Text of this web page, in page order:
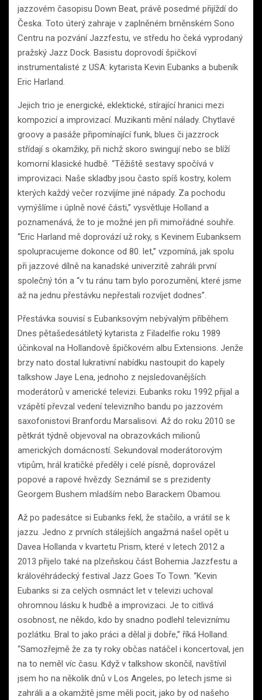
jazzovém časopisu Down Beat, právě posedmé přijíždí do
Česka. Toto úterý zahraje v zaplněném brněnském Sono
Centru na pozvání Jazzfestu, ve středu ho čeká vyprodaný
pražský Jazz Dock. Basistu doprovodí špičkoví
instrumentalisté z USA: kytarista Kevin Eubanks a bubeník
Eric Harland.
Jejich trio je energické, eklektické, stírající hranici mezi
kompozicí a improvizací. Muzikanti mění nálady. Chytlavé
groovy a pasáže připomínající funk, blues či jazzrock
střídají s okamžiky, při nichž skoro swingují nebo se blíží
komorní klasické hudbě. “Těžiště sestavy spočívá v
improvizaci. Naše skladby jsou často spíš kostry, kolem
kterých každý večer rozvíjíme jiné nápady. Za pochodu
vymýšlíme i úplně nové části,” vysvětluje Holland a
poznamenává, že to je možné jen při mimořádné souhře.
“Eric Harland mě doprovází už roky, s Kevinem Eubanksem
spolupracujeme dokonce od 80. let,” vzpomíná, jak spolu
při jazzové dílně na kanadské univerzitě zahráli první
společný tón a “v tu ránu tam bylo porozumění, které jsme
až na jednu přestávku nepřestali rozvíjet dodnes”.
Přestávka souvisí s Eubanksovým nebývalým příběhem.
Dnes pětašedesátiletý kytarista z Filadelfie roku 1989
účinkoval na Hollandově špičkovém albu Extensions. Jenže
brzy nato dostal lukrativní nabídku nastoupit do kapely
talkshow Jaye Lena, jednoho z nejsledovanějších
moderátorů v americké televizi. Eubanks roku 1992 přijal a
vzápětí převzal vedení televizního bandu po jazzovém
saxofonistovi Branfordu Marsalisovi. Až do roku 2010 se
pětkrát týdně objevoval na obrazovkách milionů
amerických domácností. Sekundoval moderátorovým
vtipům, hrál kratičké předěly i celé písně, doprovázel
popové a rapové hvězdy. Seznámil se s prezidenty
Georgem Bushem mladším nebo Barackem Obamou.
Až po padesátce si Eubanks řekl, že stačilo, a vrátil se k
jazzu. Jedno z prvních stálejších angažmá našel opět u
Davea Hollanda v kvartetu Prism, které v letech 2012 a
2013 přijelo také na plzeňskou část Bohemia Jazzfestu a
královéhrádecký festival Jazz Goes To Town. “Kevin
Eubanks si za celých osmnáct let v televizi uchoval
ohromnou lásku k hudbě a improvizaci. Je to citlivá
osobnost, ne někdo, kdo by snadno podlehl televiznímu
pozlátku. Bral to jako práci a dělal ji dobře,” říká Holland.
“Samozřejmě že za ty roky občas natáčel i koncertoval, jen
na to neměl víc času. Když v talkshow skončil, navštívil
jsem ho na několik dnů v Los Angeles, po letech jsme si
zahráli a a okamžitě jsme měli pocit, jako by od našeho